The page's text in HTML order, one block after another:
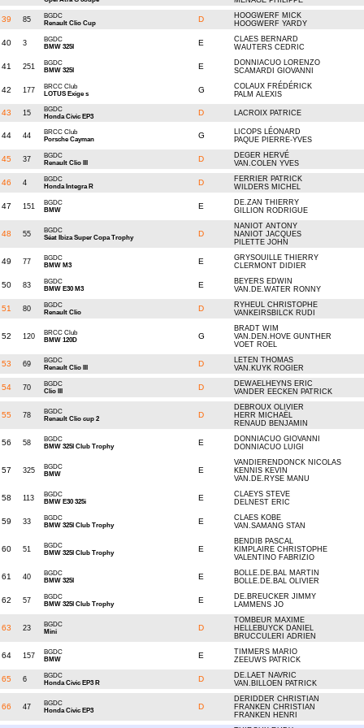
39 85
BGDC
Renault Clio Cup
D
HOOGWERF MICK
HOOGWERF YARDY
40 3
BGDC
BMW 325I
E
CLAES BERNARD
WAUTERS CEDRIC
41 251
BGDC
BMW 325I
E
DONNIACUO LORENZO
SCAMARDI GIOVANNI
42 177
BRCC Club
LOTUS Exige s
G
COLAUX FRÉDÉRICK
PALM ALEXIS
43 15
BGDC
Honda Civic EP3
D LACROIX PATRICE
44 44
BRCC Club
Porsche Cayman
G
LICOPS LÉONARD
PAQUE PIERRE-YVES
45 37
BGDC
Renault Clio III
D
DEGER HERVÉ
VAN.COLEN YVES
46 4
BGDC
Honda Integra R
D
FERRIER PATRICK
WILDERS MICHEL
47 151
BGDC
BMW
E
DE.ZAN THIERRY
GILLION RODRIGUE
48 55
BGDC
Séat Ibiza Super Copa Trophy
D
NANIOT ANTONY
NANIOT JACQUES
PILETTE JOHN
49 77
BGDC
BMW M3
E
GRYSOUILLE THIERRY
CLERMONT DIDIER
50 83
BGDC
BMW E30 M3
E
BEYERS EDWIN
VAN.DE.WATER RONNY
51 80
BGDC
Renault Clio
D
RYHEUL CHRISTOPHE
VANKEIRSBILCK RUDI
52 120
BRCC Club
BMW 120D
G
BRADT WIM
VAN.DEN.HOVE GUNTHER
VOET ROEL
53 69
BGDC
Renault Clio III
D
LETEN THOMAS
VAN.KUYK ROGIER
54 70
BGDC
Clio III
D
DEWAELHEYNS ERIC
VANDER EECKEN PATRICK
55 78
BGDC
Renault Clio cup 2
D
DEBROUX OLIVIER
HERR MICHAËL
RENAUD BENJAMIN
56 58
BGDC
BMW 325I Club Trophy
E
DONNIACUO GIOVANNI
DONNIACUO LUIGI
57 325
BGDC
BMW
E
VANDIERENDONCK NICOLAS
KENNIS KEVIN
VAN.DE.RYSE MANU
58 113
BGDC
BMW E30 325i
E
CLAEYS STEVE
DELNEST ERIC
59 33
BGDC
BMW 325I Club Trophy
E
CLAES KOBE
VAN.SAMANG STAN
60 51
BGDC
BMW 325I Club Trophy
E
BENDIB PASCAL
KIMPLAIRE CHRISTOPHE
VALENTINO FABRIZIO
61 40
BGDC
BMW 325I
E
BOLLE.DE.BAL MARTIN
BOLLE.DE.BAL OLIVIER
62 57
BGDC
BMW 325I Club Trophy
E
DE.BREUCKER JIMMY
LAMMENS JO
63 23
BGDC
Mini
D
TOMBEUR MAXIME
HELLEBUYCK DANIEL
BRUCCULERI ADRIEN
64 157
BGDC
BMW
E
TIMMERS MARIO
ZEEUWS PATRICK
65 6
BGDC
Honda Civic EP3 R
D
DE.LAET NAVRIC
VAN.BILLOEN PATRICK
66 47
BGDC
Honda Civic EP3
D
DERIDDER CHRISTIAN
FRANKEN CHRISTIAN
FRANKEN HENRI